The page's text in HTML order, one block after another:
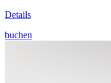
Details
buchen